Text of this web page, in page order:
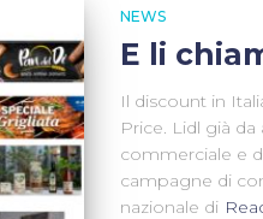
NEWS
E li
Il discount in
Price. Lidl già
commerciale e
campagne di
nazionale di